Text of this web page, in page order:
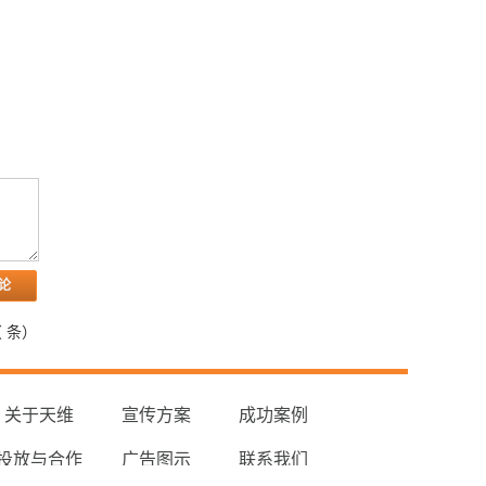
条）
关于天维 宣传方案 成功案例
放与合作 广告图示 联系我们